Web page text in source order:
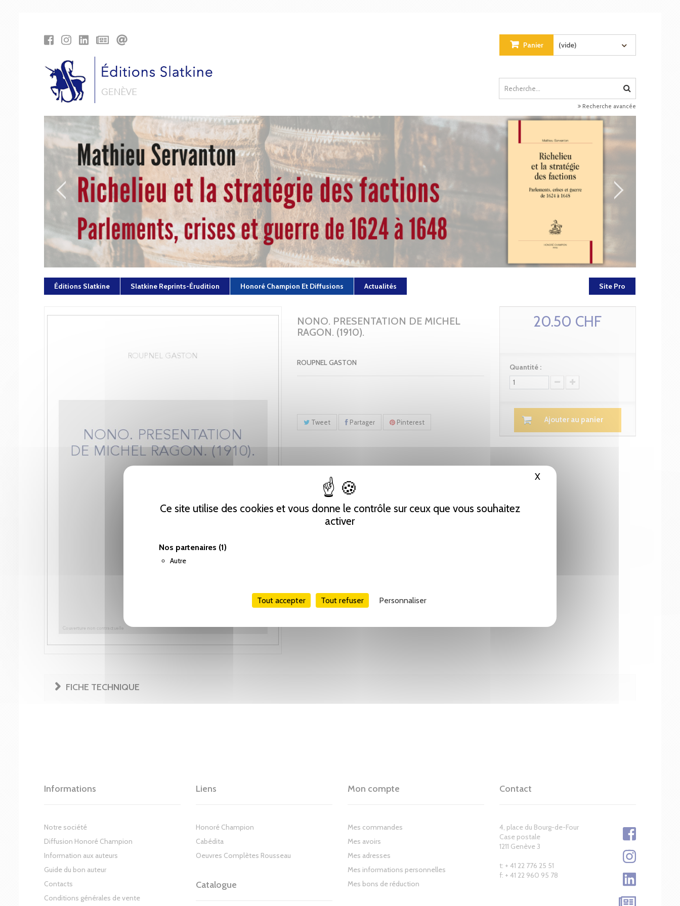
Ce site utilise des cookies et vous donne le contrôle sur ceux que vous souhaitez
activer
Nos partenaires (1)
Autre
Tout accepter Tout refuser Personnaliser
X Masquer le bandeau des cookies
Panier (vide)
Recherche avancée
Éditions Slatkine Slatkine Reprints-Érudition Honoré Champion Et Diffusions Actualités Site Pro
NONO. PRESENTATION DE MICHEL
RAGON. (1910).
ROUPNEL GASTON
Tweet Partager Pinterest
20.50 CHF
Quantité :
Ajouter au panier
FICHE TECHNIQUE
Informations
Notre société
Diffusion Honoré Champion
Information aux auteurs
Guide du bon auteur
Contacts
Conditions générales de vente
Liens
Honoré Champion
Cabédita
Oeuvres Complètes Rousseau
Catalogue
Mon compte
Mes commandes
Mes avoirs
Mes adresses
Mes informations personnelles
Mes bons de réduction
Contact
4, place du Bourg-de-Four
Case postale
1211 Genève 3
t: + 41 22 776 25 51
f: + 41 22 960 95 78